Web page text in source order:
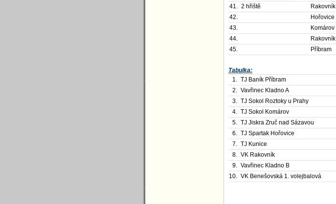
41. 2 hřiště Rakovník
42.
Hořovice
43.
Komárov
44.
Rakovník
45.
Příbram
Tabulka:
1. TJ Baník Příbram
2. Vavřinec Kladno A
3. TJ Sokol Roztoky u Prahy
4. TJ Sokol Komárov
5. TJ Jiskra Zruč nad Sázavou
6. TJ Spartak Hořovice
7. TJ Kunice
8. VK Rakovník
9. Vavřinec Kladno B
10. VK Benešovská 1. volejbalová